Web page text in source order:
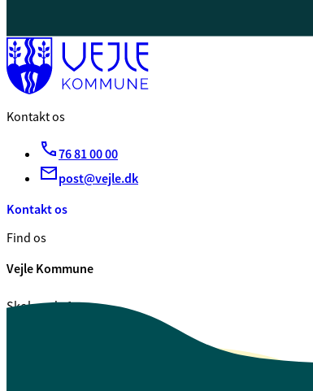
Kontakt os
76 81 00 00
post@vejle.dk
Kontakt os
Find os
Vejle Kommune
Skolegade 1